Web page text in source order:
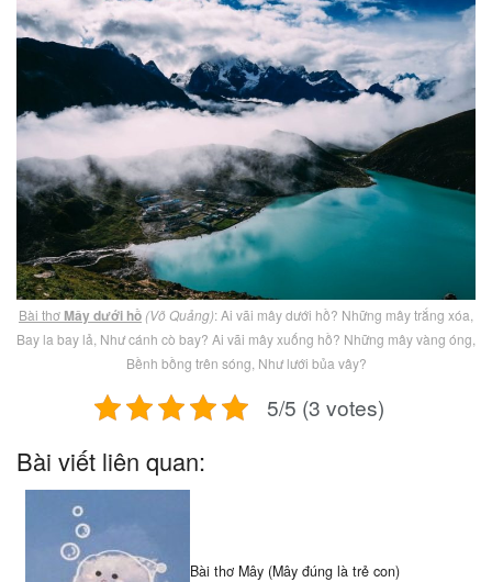
Bài thơ Mây dưới hồ (Võ Quảng): Ai vãi mây dưới hồ? Những mây trắng xóa,
Bay la bay lả, Như cánh cò bay? Ai vãi mây xuống hồ? Những mây vàng óng,
Bềnh bồng trên sóng, Như lưới bủa vây?
5/5 (3 votes)
Bài viết liên quan:
Bài thơ Mây (Mây đúng là trẻ con)